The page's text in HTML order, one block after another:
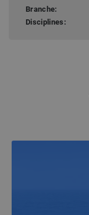
Branche:
Disciplines: